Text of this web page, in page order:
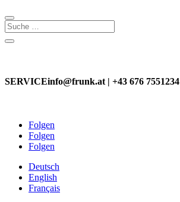
SERVICEinfo@frunk.at | +43 676 7551234
Folgen
Folgen
Folgen
Deutsch
English
Français